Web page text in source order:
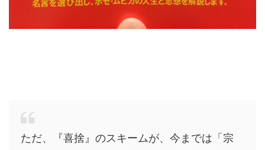
ただ、『喜捨』のスキームが、今までは「宗